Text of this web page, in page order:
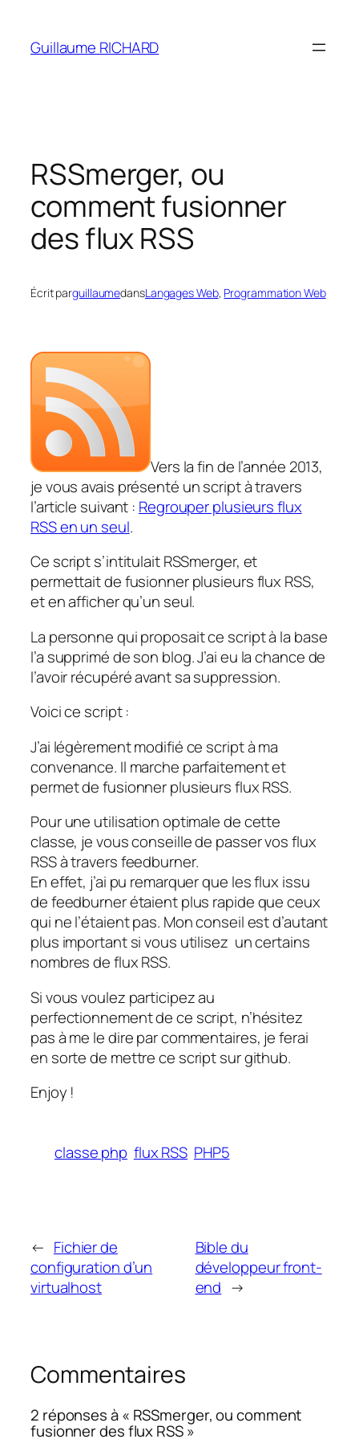
contenu
Guillaume RICHARD
RSSmerger, ou
comment fusionner
des flux RSS
Écrit parguillaumedansLangages Web, Programmation Web
Vers la fin de l’année 2013,
je vous avais présenté un script à travers
l’article suivant : Regrouper plusieurs flux
RSS en un seul.
Ce script s’intitulait RSSmerger, et
permettait de fusionner plusieurs flux RSS,
et en afficher qu’un seul.
La personne qui proposait ce script à la base
l’a supprimé de son blog. J’ai eu la chance de
l’avoir récupéré avant sa suppression.
Voici ce script :
J’ai légèrement modifié ce script à ma
convenance. Il marche parfaitement et
permet de fusionner plusieurs flux RSS.
Pour une utilisation optimale de cette
classe, je vous conseille de passer vos flux
RSS à travers feedburner.
En effet, j’ai pu remarquer que les flux issu
de feedburner étaient plus rapide que ceux
qui ne l’étaient pas. Mon conseil est d’autant
plus important si vous utilisez un certains
nombres de flux RSS.
Si vous voulez participez au
perfectionnement de ce script, n’hésitez
pas à me le dire par commentaires, je ferai
en sorte de mettre ce script sur github.
Enjoy !
classe php flux RSS PHP5
← Fichier de
configuration d’un
virtualhost
Bible du
développeur front-
end →
Commentaires
2 réponses à « RSSmerger, ou comment
fusionner des flux RSS »